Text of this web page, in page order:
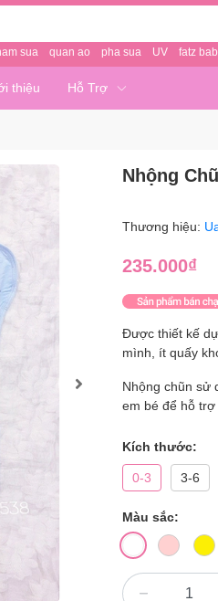
sua quan ao pha sua UV fatz
thiệu Hỗ Trợ
Nhộng
Thương hiệu:
235.000₫
Được thiết kế
mình, ít quấy
Nhộng chũn sử
em bé để hỗ trợ
Kích thước:
0-3 3-6
Màu sắc: